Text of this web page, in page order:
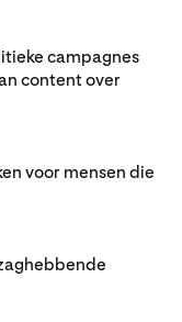
campagnes
content over
voor mensen die